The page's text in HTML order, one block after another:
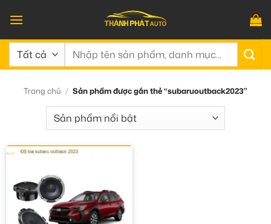
qua
nội
dung
Tìm
Trang chủ / Sản phẩm được gắn thẻ “subaruoutback2023”